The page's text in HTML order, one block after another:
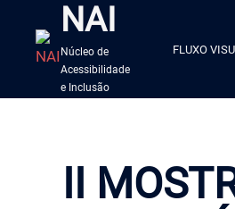
NAI
Núcleo de
Acessibilidade
e Inclusão
FLUXO
II